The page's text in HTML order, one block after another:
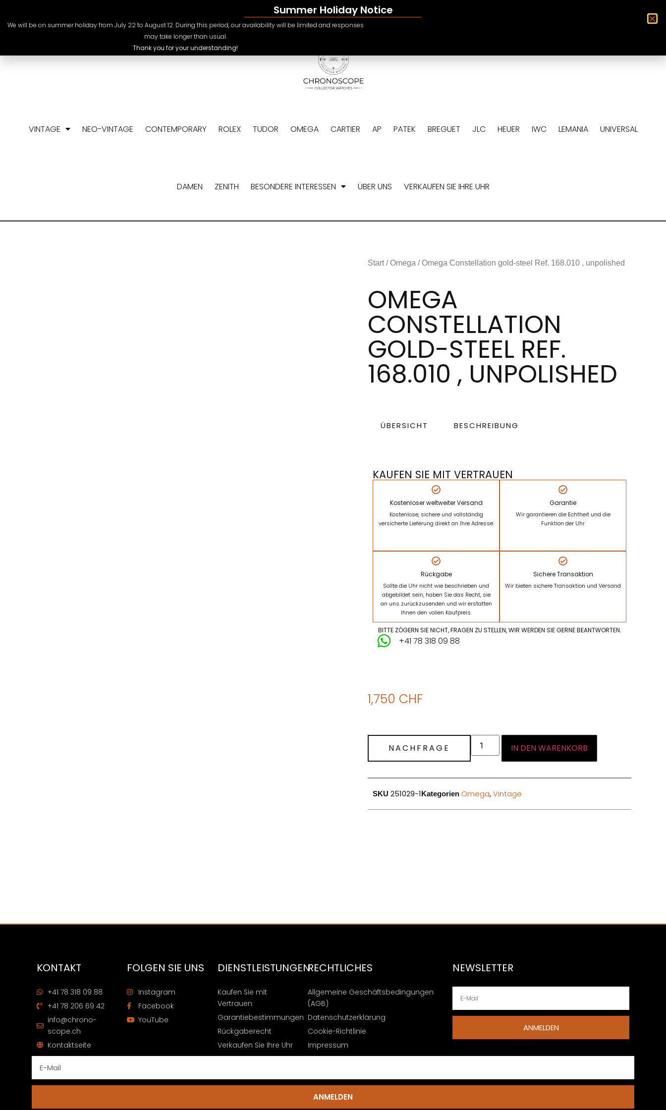
CHF
VINTAGE NEO-VINTAGE CONTEMPORARY ROLEX TUDOR OMEGA CARTIER AP PATEK BREGUET JLC HEUER IWC LEMANIA UNIVERSAL
DAMEN ZENITH BESONDERE INTERESSEN ÜBER UNS VERKAUFEN SIE IHRE UHR
Start/Omega / Omega Constellation gold-steel Ref. 168.010 , unpolished
OMEGA
CONSTELLATION
GOLD-STEEL REF.
168.010 , UNPOLISHED
ÜBERSICHT BESCHREIBUNG
KAUFEN SIE MIT VERTRAUEN
Kostenloser weltweiter Versand
Kostenlose, sichere und vollständig
versicherte Lieferung direkt an Ihre Adresse.
Garantie
Wir garantieren die Echtheit und die
Funktion der Uhr
Rückgabe
Sollte die Uhr nicht wie beschrieben und
abgebildet sein, haben Sie das Recht, sie
an uns zurückzusenden und wir erstatten
Ihnen den vollen Kaufpreis.
Sichere Transaktion
Wir bieten sichere Transaktion und Versand
BITTE ZÖGERN SIE NICHT, FRAGEN ZU STELLEN, WIR WERDEN SIE GERNE BEANTWORTEN.
+41 78 318 09 88
1,750 CHF
NACHFRAGE IN DEN WARENKORB
SKU 251029-1Kategorien Omega,Vintage
KONTAKT
+41 78 318 09 88
+41 78 206 69 42
info@chrono-
scope.ch
Kontaktseite
FOLGEN SIE UNS
Instagram
Facebook
YouTube
DIENSTLEISTUNGEN
Kaufen Sie mit
Vertrauen
Garantiebestimmungen
Rückgaberecht
Verkaufen Sie Ihre Uhr
RECHTLICHES
Allgemeine Geschäftsbedingungen
(AGB)
Datenschutzerklärung
Cookie-Richtlinie
Impressum
NEWSLETTER
ANMELDEN
ANMELDEN
Summer Holiday Notice
We will be on summer holiday from July 22 to August 12. During this period, our availability will be limited and responses
may take longer than usual.
Thank you for your understanding!